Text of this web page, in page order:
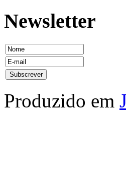
Newsletter
Produzido em